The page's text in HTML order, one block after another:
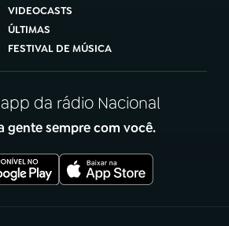
VIDEOCASTS
ÚLTIMAS
FESTIVAL DE MÚSICA
da rádio Nacional
gente sempre com você.